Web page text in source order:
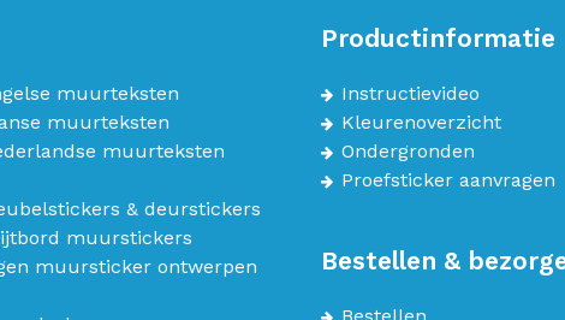
muurteksten
muurteksten
muurteksten
& deurstickers
muurstickers
muursticker ontwerpen
Productinformatie
Instructievideo
Kleurenoverzicht
Ondergronden
Proefsticker aanvragen
Bestellen &
Bestellen